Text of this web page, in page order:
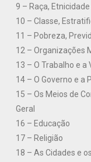
9 – Raça,
10 – Classe,
11 – Pobreza,
12 – Organizações
13 – O Trabalho e a
14 – O Governo e a
15 – Os Meios de
Geral
16 – Educação
17 – Religião
18 – As Cidades e